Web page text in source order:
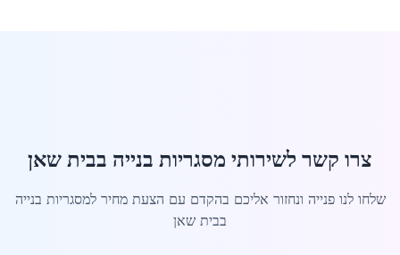
צרו קשר לשירותי מסגריות בנייה בבית שאן
שלחו לנו פנייה ונחזור אליכם בהקדם עם הצעת מחיר למסגריות בנייה
בבית שאן